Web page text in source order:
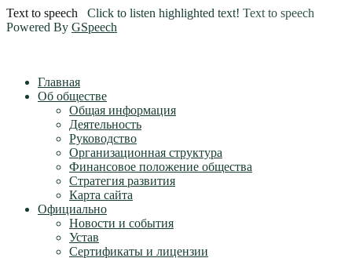
Text to speech Click to listen highlighted text! Text to speech
Powered By GSpeech
Главная
Об обществе
Общая информация
Деятельность
Руководство
Организационная структура
Финансовое положение общества
Стратегия развития
Карта сайта
Официально
Новости и события
Устав
Сертификаты и лицензии